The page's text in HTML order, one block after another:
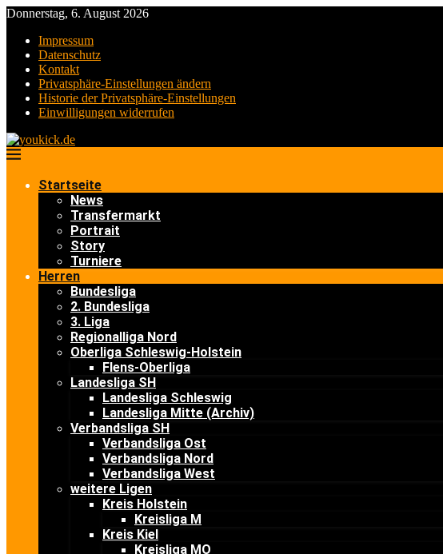
Donnerstag, 6. August 2026
Impressum
Datenschutz
Kontakt
Privatsphäre-Einstellungen ändern
Historie der Privatsphäre-Einstellungen
Einwilligungen widerrufen
Startseite
News
Transfermarkt
Portrait
Story
Turniere
Herren
Bundesliga
2. Bundesliga
3. Liga
Regionalliga Nord
Oberliga Schleswig-Holstein
Flens-Oberliga
Landesliga SH
Landesliga Schleswig
Landesliga Mitte (Archiv)
Verbandsliga SH
Verbandsliga Ost
Verbandsliga Nord
Verbandsliga West
weitere Ligen
Kreis Holstein
Kreisliga M
Kreis Kiel
Kreisliga MO